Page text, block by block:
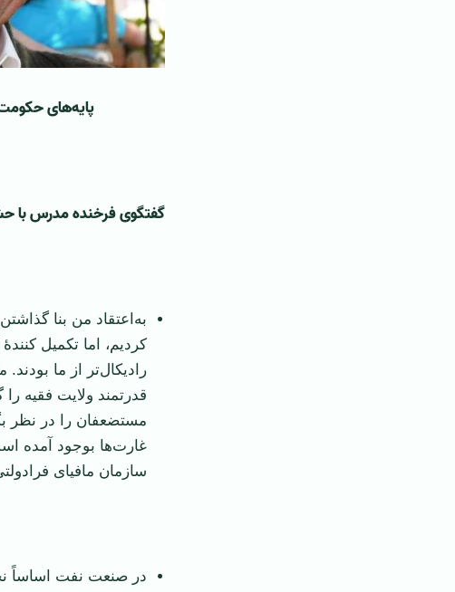
پایه‌های
گفتگوی فرخنده مدرس با
به‌اعتقاد من بنا
كردیم، اما تكمیل‌
رادیكال‌تر از ما
قدرتمند ولایت فقیه
مستضعفان را در نظر
غارت‌ها بوجود آمده
سازمان مافیای
در صنعت نفت اساساً